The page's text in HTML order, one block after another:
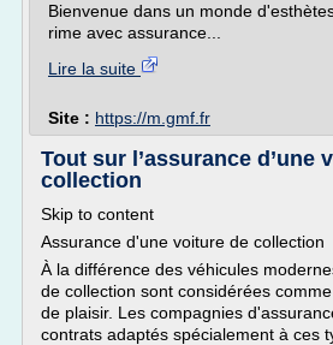
Bienvenue dans un monde
rime avec assurance...
Lire la suite
Site : https://m.gmf.fr
Tout sur l’assurance d’une
collection
Skip to content
Assurance d'une voiture de collection
À la différence des véhicules
de collection sont considérées
de plaisir. Les compagnies
contrats adaptés spécialement à ces